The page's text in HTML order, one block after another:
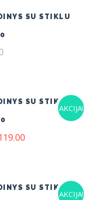
SU STIKLU
AKCIJA!
SU STIKLU
Current
AKCIJA!
SU STIKLU